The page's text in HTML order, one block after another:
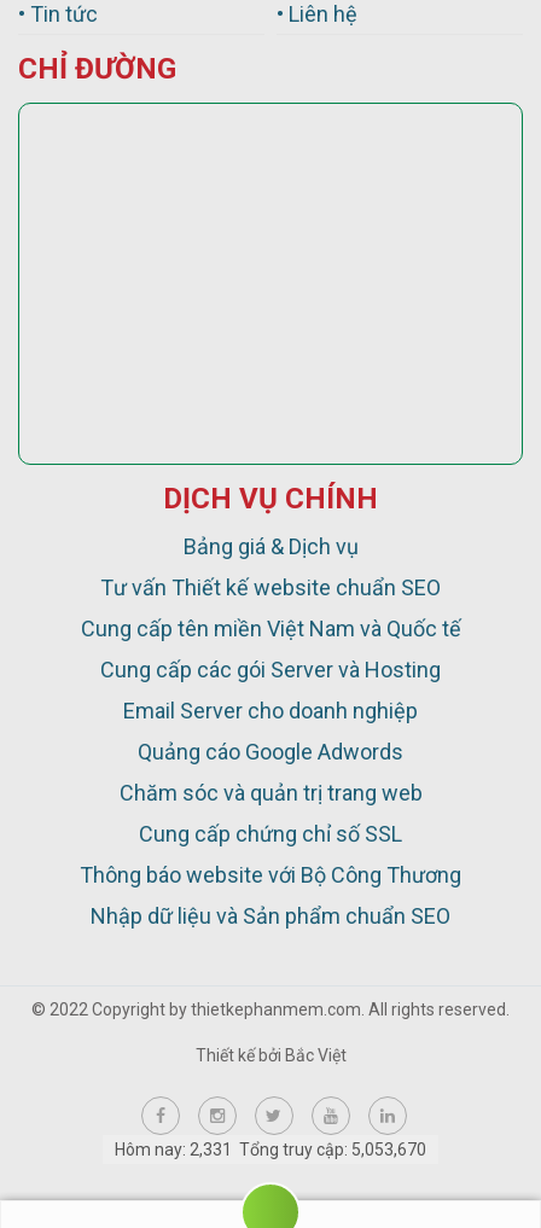
• Tin tức
• Liên hệ
CHỈ ĐƯỜNG
DỊCH VỤ CHÍNH
Bảng giá & Dịch vụ
Tư vấn Thiết kế website chuẩn SEO
Cung cấp tên miền Việt Nam và Quốc tế
Cung cấp các gói Server và Hosting
Email Server cho doanh nghiệp
Quảng cáo Google Adwords
Chăm sóc và quản trị trang web
Cung cấp chứng chỉ số SSL
Thông báo website với Bộ Công Thương
Nhập dữ liệu và Sản phẩm chuẩn SEO
© 2022 Copyright by thietkephanmem.com. All rights reserved.
Thiết kế bởi Bắc Việt
Hôm nay: 2,331 Tổng truy cập: 5,053,670